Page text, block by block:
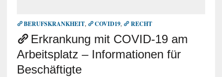
BERUFSKRANKHEIT, COVID19, RECHT
Erkrankung mit COVID-19 am
Arbeitsplatz – Informationen für
Beschäftigte